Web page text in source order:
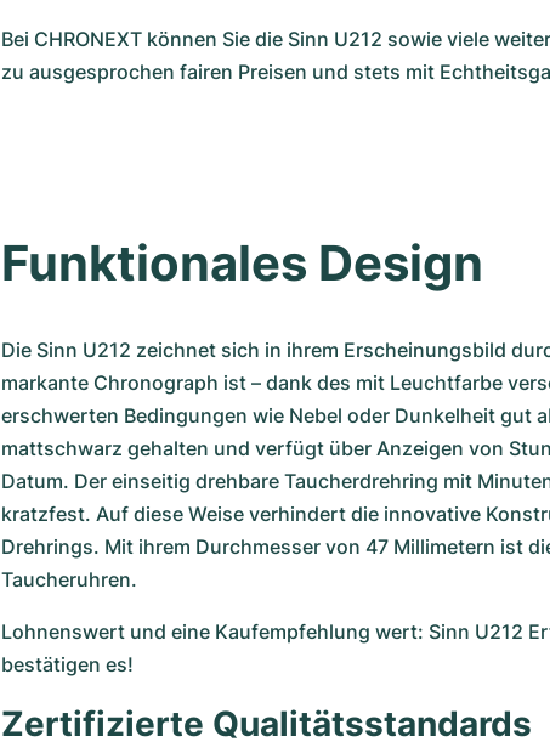
Bei CHRONEXT können Sie die Sinn U212 sowie viele
zu ausgesprochen fairen Preisen und stets mit
Funktionales Design
Die Sinn U212 zeichnet sich in ihrem Erscheinungsbild
markante Chronograph ist – dank des mit Leuchtfarbe
erschwerten Bedingungen wie Nebel oder Dunkelheit gut
mattschwarz gehalten und verfügt über Anzeigen von
Datum. Der einseitig drehbare Taucherdrehring mit
kratzfest. Auf diese Weise verhindert die innovative
Drehrings. Mit ihrem Durchmesser von 47 Millimetern ist
Taucheruhren.
Lohnenswert und eine Kaufempfehlung wert: Sinn U212
bestätigen es!
Zertifizierte Qualitätsstandards